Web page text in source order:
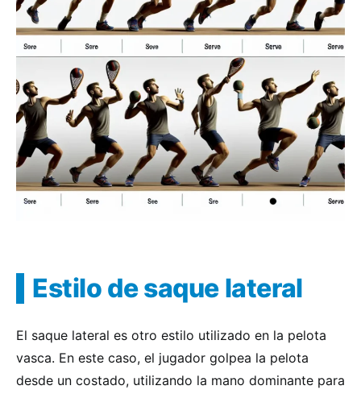
Estilo de saque lateral
El saque lateral es otro estilo utilizado en la pelota
vasca. En este caso, el jugador golpea la pelota
desde un costado, utilizando la mano dominante para